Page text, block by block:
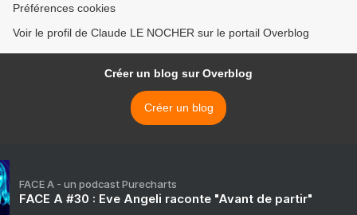
Préférences cookies
Voir le profil de Claude LE NOCHER sur le portail Overblog
Créer un blog sur Overblog
Créer un blog
FACE A - un podcast Purecharts
FACE A #30 : Eve Angeli raconte "Avant de partir"